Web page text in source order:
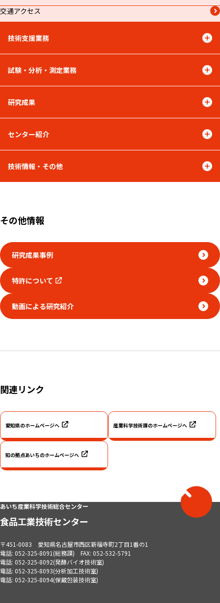
交通アクセス
技術支援業務
試験・分析・測定業務
研究成果
センター紹介
技術情報・その他
その他情報
研究成果事例
特許について
動画による研究紹介
関連リンク
愛知県のホームページへ 産業科学技術課のホームページへ
知の拠点あいちのホームページへ
あいち産業科学技術総合センター
食品工業技術センター
〒451-0083 愛知県名古屋市西区新福寺町2丁目1番の1
電話: 052-325-8091(総務課) FAX: 052-532-5791
電話: 052-325-8092(発酵バイオ技術室)
電話: 052-325-8093(分析加工技術室)
電話: 052-325-8094(保蔵包装技術室)
ペ
ー
ジ